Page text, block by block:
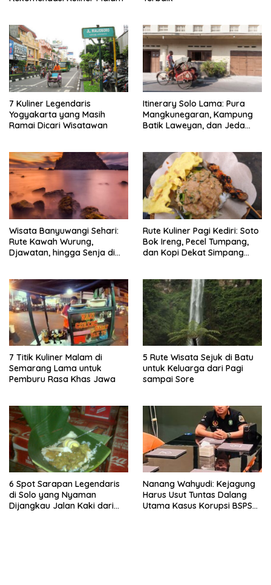
7 Kuliner Legendaris
Yogyakarta yang Masih
Ramai Dicari Wisatawan
Itinerary Solo Lama: Pura
Mangkunegaran, Kampung
Batik Laweyan, dan Jeda
Wisata Banyuwangi Sehari:
Rute Kawah Wurung,
Djawatan, hingga Senja di
Rute Kuliner Pagi Kediri: Soto
Bok Ireng, Pecel Tumpang,
dan Kopi Dekat Simpang
7 Titik Kuliner Malam di
Semarang Lama untuk
Pemburu Rasa Khas Jawa
5 Rute Wisata Sejuk di Batu
untuk Keluarga dari Pagi
sampai Sore
6 Spot Sarapan Legendaris
di Solo yang Nyaman
Dijangkau Jalan Kaki dari
Nanang Wahyudi: Kejagung
Harus Usut Tuntas Dalang
Utama Kasus Korupsi BSPS